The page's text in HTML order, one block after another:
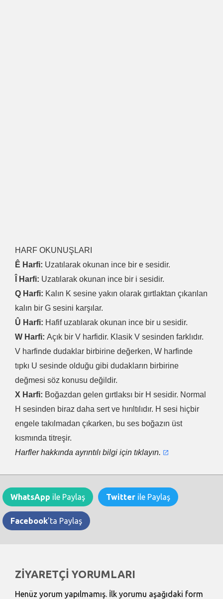
HARF OKUNUŞLARI
Ê Harfi: Uzatılarak okunan ince bir e sesidir.
Î Harfi: Uzatılarak okunan ince bir i sesidir.
Q Harfi: Kalın K sesine yakın olarak gırtlaktan çıkarılan
kalın bir G sesini karşılar.
Û Harfi: Hafif uzatılarak okunan ince bir u sesidir.
W Harfi: Açık bir V harfidir. Klasik V sesinden farklıdır.
V harfinde dudaklar birbirine değerken, W harfinde
tıpkı U sesinde olduğu gibi dudakların birbirine
değmesi söz konusu değildir.
X Harfi: Boğazdan gelen gırtlaksı bir H sesidir. Normal
H sesinden biraz daha sert ve hırıltılıdır. H sesi hiçbir
engele takılmadan çıkarken, bu ses boğazın üst
kısmında titreşir.
Harfler hakkında ayrıntılı bilgi için tıklayın.
WhatsApp ile Paylaş Twitter ile Paylaş
Facebook'ta Paylaş
ZİYARETÇİ YORUMLARI
Henüz yorum yapılmamış. İlk yorumu aşağıdaki form